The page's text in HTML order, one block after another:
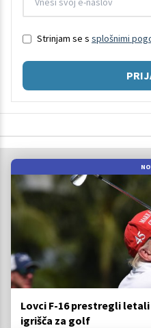
Strinjam se s splošnimi
Lovci F-16 prestregli
igrišča za golf